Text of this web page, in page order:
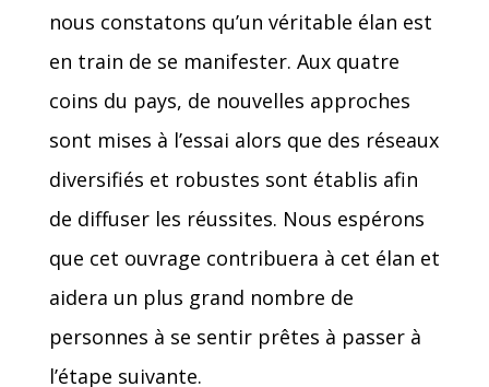
nous constatons qu’un véritable élan est
en train de se manifester. Aux quatre
coins du pays, de nouvelles approches
sont mises à l’essai alors que des réseaux
diversifiés et robustes sont établis afin
de diffuser les réussites. Nous espérons
que cet ouvrage contribuera à cet élan et
aidera un plus grand nombre de
personnes à se sentir prêtes à passer à
l’étape suivante.